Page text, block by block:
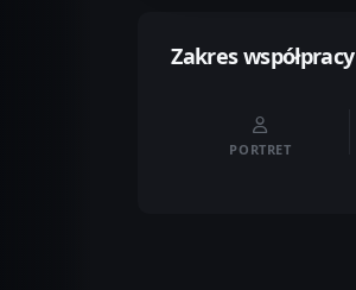
Zakres współpracy
PORTRET